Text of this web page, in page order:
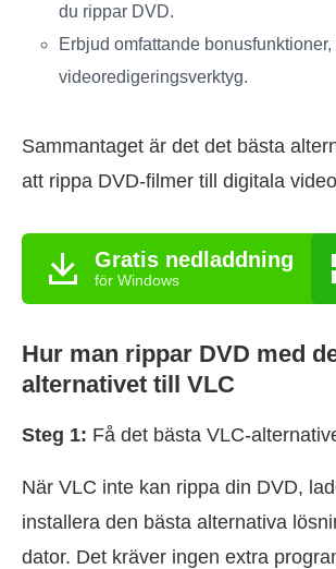
du rippar DVD.
Erbjud omfattande bonusfunktioner,
videoredigeringsverktyg.
Sammantaget är det det bästa
att rippa DVD-filmer till digitala
Gratis nedladdning
för Windows
Hur man rippar DVD med
alternativet till VLC
Steg 1: Få det bästa VLC-
När VLC inte kan rippa din DVD,
installera den bästa alternativa
dator. Det kräver ingen extra